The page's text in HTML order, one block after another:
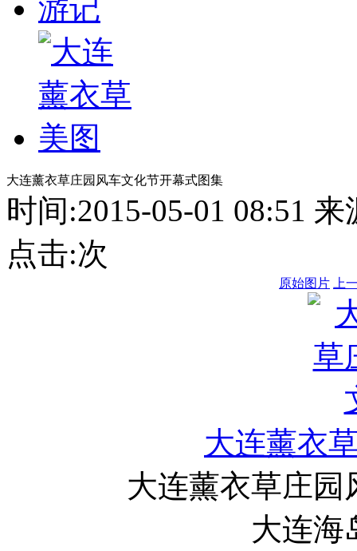
大连薰衣草庄园风车文化节开幕式图集
时间:2015-05-01 08:51
点击:次
原始图片 上
大连薰衣
大连薰衣草庄园
大连海